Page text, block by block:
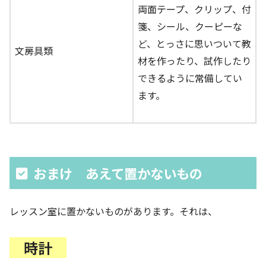
文房具類
両面テープ、クリップ、付
箋、シール、クーピーな
ど、とっさに思いついて教
材を作ったり、試作したり
できるように常備してい
ます。
おまけ あえて置かないもの
レッスン室に置かないものがあります。それは、
時計